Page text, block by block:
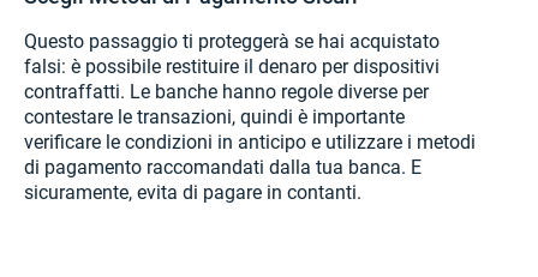
Questo passaggio ti proteggerà se hai acquistato
falsi: è possibile restituire il denaro per dispositivi
contraffatti. Le banche hanno regole diverse per
contestare le transazioni, quindi è importante
verificare le condizioni in anticipo e utilizzare i metodi
di pagamento raccomandati dalla tua banca. E
sicuramente, evita di pagare in contanti.